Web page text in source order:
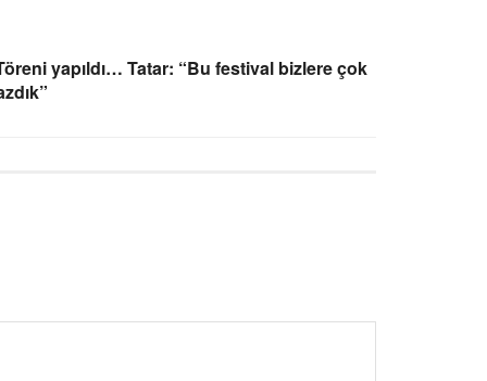
yapıldı… Tatar: “Bu festival bizlere çok